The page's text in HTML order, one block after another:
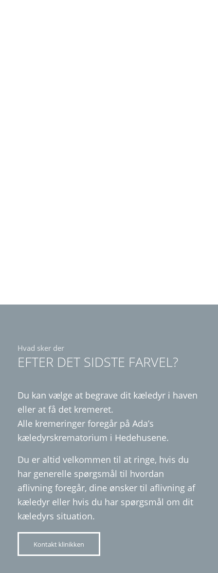
Hvad sker der
EFTER DET SIDSTE FARVEL?
Du kan vælge at begrave dit kæledyr i haven
eller at få det kremeret.
Alle kremeringer foregår på Ada’s
kæledyrskrematorium i Hedehusene.
Du er altid velkommen til at ringe, hvis du
har generelle spørgsmål til hvordan
aflivning foregår, dine ønsker til aflivning af
kæledyr eller hvis du har spørgsmål om dit
kæledyrs situation.
Kontakt klinikken